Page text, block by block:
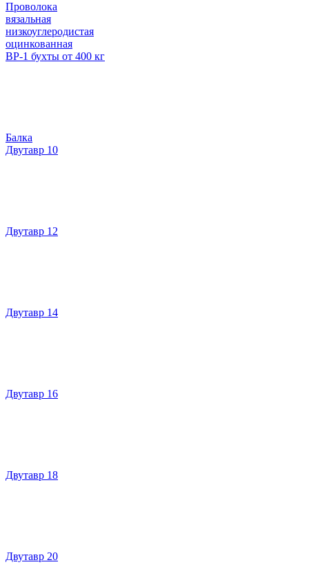
Проволока
вязальная
низкоуглеродистая
оцинкованная
ВР-1 бухты от 400 кг
Балка
Двутавр 10
Двутавр 12
Двутавр 14
Двутавр 16
Двутавр 18
Двутавр 20